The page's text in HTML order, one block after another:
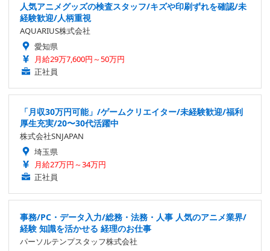
人気アニメグッズの検査スタッフ/キズや印刷ずれを確認/未
経験歓迎/人柄重視
AQUARIUS株式会社
愛知県
月給29万7,600円～50万円
正社員
「月収30万円可能」/ゲームクリエイター/未経験歓迎/福利
厚生充実/20〜30代活躍中
株式会社SNJAPAN
埼玉県
月給27万円～34万円
正社員
事務/PC・データ入力/総務・法務・人事 人気のアニメ業界/
経験 知識を活かせる 経理のお仕事
パーソルテンプスタッフ株式会社